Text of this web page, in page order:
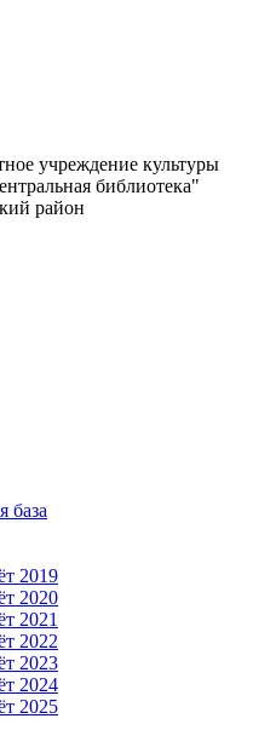
учреждение культуры
библиотека"
район
база
2019
2020
2021
2022
2023
2024
2025